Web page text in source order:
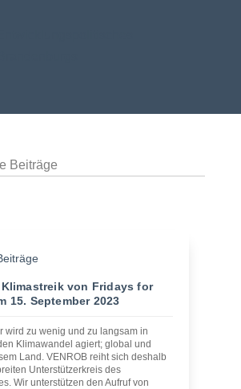
Beiträge
von Fridays for
15. September 2023
wird zu wenig und zu langsam in
Klimawandel agiert; global und
Land. VENROB reiht sich deshalb
Unterstützerkreis des
Wir unterstützen den Aufruf von